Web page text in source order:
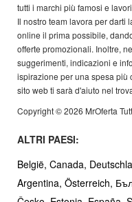
tutti i marchi più famosi e
Il nostro team lavora per darti
online il prima possibile,
offerte promozionali. Inoltre,
suggerimenti, indicazioni e
ispirazione per una spesa più
sito web ti sarà d'aiuto nel
Copyright © 2026 MrOferta
ALTRI PAESI:
België, Canada,
Argentina, Österreich,